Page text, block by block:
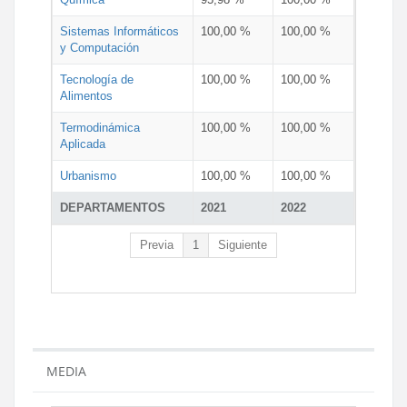
DEPARTAMENTOS 2021 2022
Sistemas Informáticos
y Computación
100,00 % 100,00 %
Tecnología de
Alimentos
100,00 % 100,00 %
Termodinámica
Aplicada
100,00 % 100,00 %
Urbanismo 100,00 % 100,00 %
Previa 1 Siguiente
MEDIA